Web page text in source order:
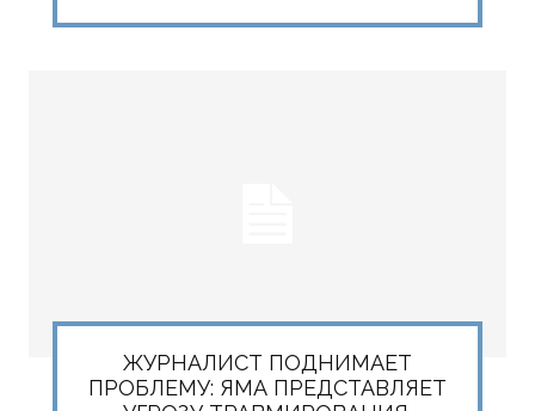
ЖУРНАЛИСТ ПОДНИМАЕТ
ПРОБЛЕМУ: ЯМА ПРЕДСТАВЛЯЕТ